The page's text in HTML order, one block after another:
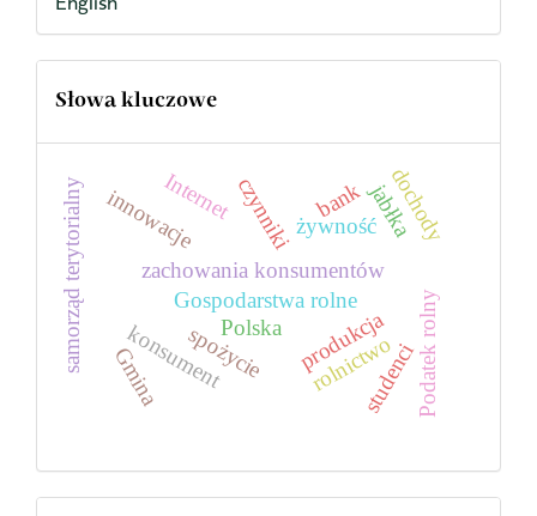
Słowa kluczowe
konsument
Gospodarstwa rolne
zachowania konsumentów
innowacje
spożycie rolnictwo
Polska
Gmina
czynniki
Internet
żywnośćjabłka
produkcja
dochody
Podatek rolny
samorząd terytorialny bank
studenci